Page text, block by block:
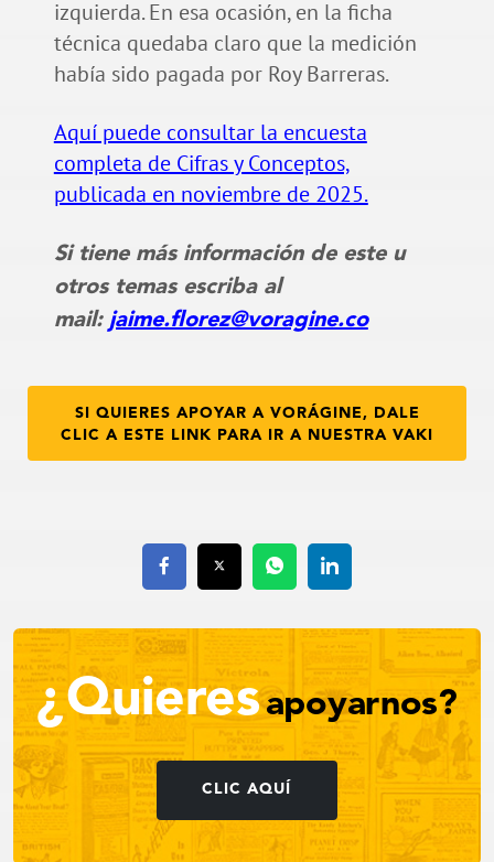
izquierda. En esa ocasión, en la ficha
técnica quedaba claro que la medición
había sido pagada por Roy Barreras.
Aquí puede consultar la encuesta
completa de Cifras y Conceptos,
publicada en noviembre de 2025.
Si tiene más información de este u
otros temas escriba al
mail: jaime.florez@voragine.co
SI QUIERES APOYAR A VORÁGINE, DALE
CLIC A ESTE LINK PARA IR A NUESTRA VAKI
¿Quieresapoyarnos?
CLIC AQUÍ